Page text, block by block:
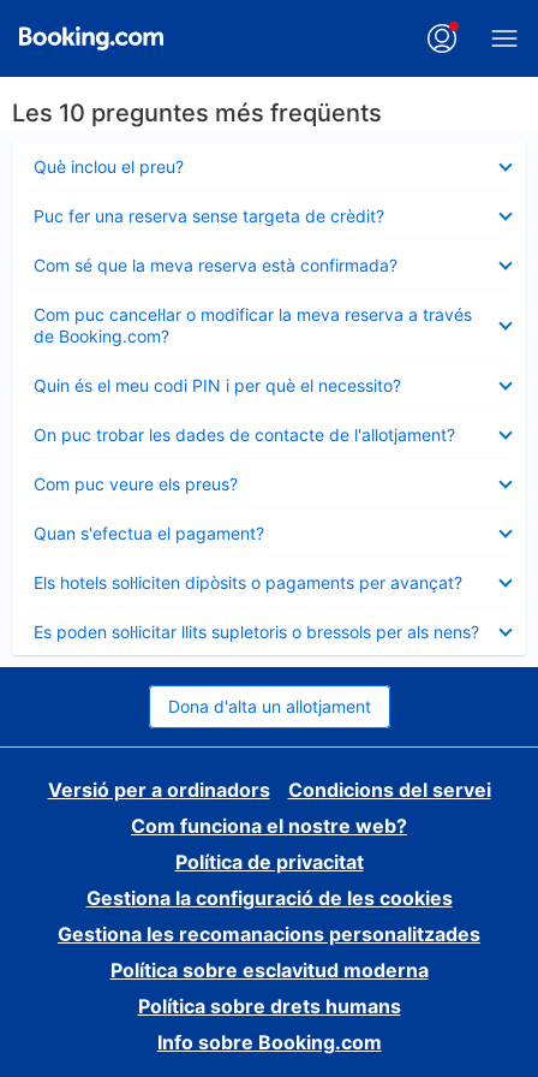
Les 10 preguntes més freqüents
Què inclou el preu?
tancat
Puc fer una reserva sense targeta de crèdit?
tancat
Com sé que la meva reserva està confirmada?
tancat
Com puc cancel·lar o modificar la meva reserva a través
de Booking.com?
tancat
Quin és el meu codi PIN i per què el necessito?
tancat
On puc trobar les dades de contacte de l'allotjament?
tancat
Com puc veure els preus?
tancat
Quan s'efectua el pagament?
tancat
Els hotels sol·liciten dipòsits o pagaments per avançat?
tancat
Es poden sol·licitar llits supletoris o bressols per als nens?
tancat
Dona d'alta un allotjament
Versió per a ordinadors
Condicions del servei
Com funciona el nostre web?
Política de privacitat
Gestiona la configuració de les cookies
Gestiona les recomanacions personalitzades
Política sobre esclavitud moderna
Política sobre drets humans
Info sobre Booking.com